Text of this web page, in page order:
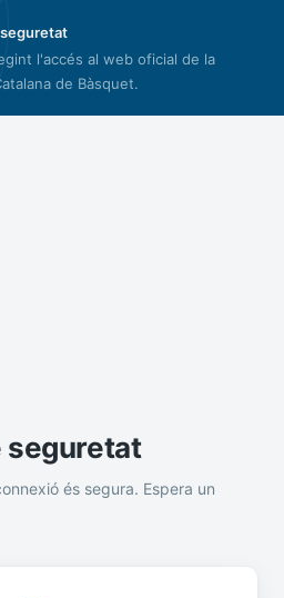
l'accés al web oficial de la
de Bàsquet.
seguretat
és segura. Espera un